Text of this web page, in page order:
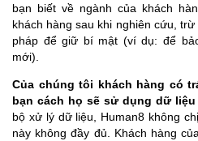
bạn biết về ngành của khách
khách hàng sau khi nghiên cứu,
pháp để giữ bí mật (ví dụ: để
mới).
Của chúng tôi khách hàng có
bạn cách họ sẽ sử dụng dữ
bộ xử lý dữ liệu, Human8 không
này không đầy đủ. Khách hàng